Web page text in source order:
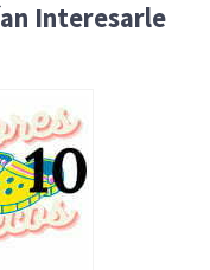
Interesarle